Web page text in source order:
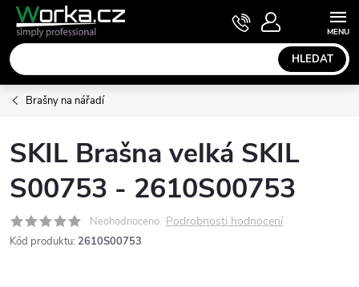
Přejít
obsah
HLEDAT
NÁKUPNÍ
KOŠÍK
Brašny na nářadí
SKIL Brašna velká SKIL
S00753 - 2610S00753
Neohodnoceno Podrobnosti hodnocení
Kód produktu: 2610S00753